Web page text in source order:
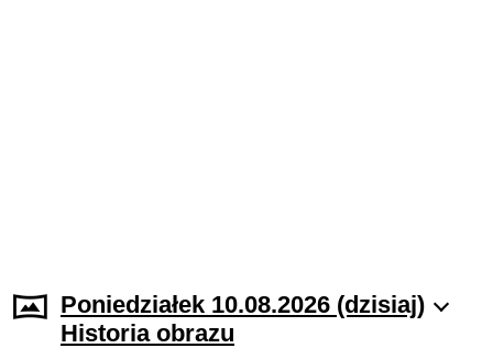
Poniedziałek 10.08.2026 (dzisiaj)
Historia obrazu